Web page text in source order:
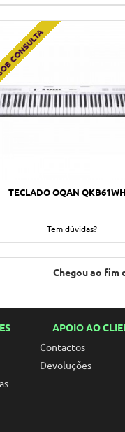
CONSULTA
TECLADO OQAN QKB61WH
Tem dúvidas?
Chegou ao fim
APOIO AO
Contactos
Devoluções